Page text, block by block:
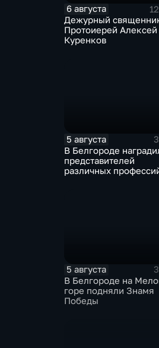
6 августа
Дежурный
Протоиерей Алексей
Куренков
5 августа
В Белгороде
представителей
различных
5 августа
В Белгороде на
горе подняли Знамя
Победы